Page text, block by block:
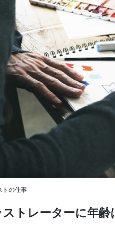
トの仕事
ストレーターに年